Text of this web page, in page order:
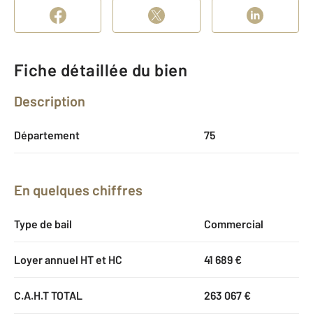
Fiche détaillée du bien
Description
Département 75
En quelques chiffres
Type de bail Commercial
Loyer annuel HT et HC 41 689 €
C.A.H.T TOTAL 263 067 €